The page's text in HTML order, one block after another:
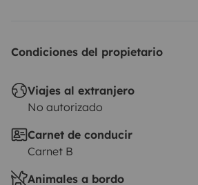
Condiciones del propietario
Viajes al extranjero
No autorizado
Carnet de conducir
Carnet B
Animales a bordo